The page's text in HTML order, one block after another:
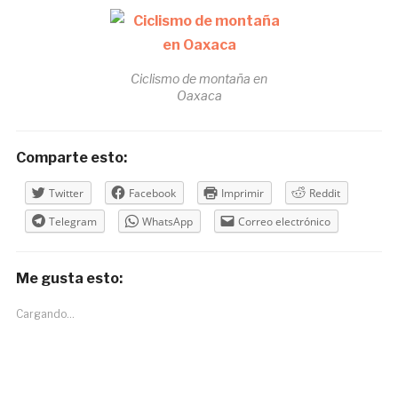
Ciclismo de montaña en
Oaxaca
Comparte esto:
Twitter Facebook Imprimir
Reddit
Telegram
WhatsApp Correo electrónico
Me gusta esto:
Cargando...